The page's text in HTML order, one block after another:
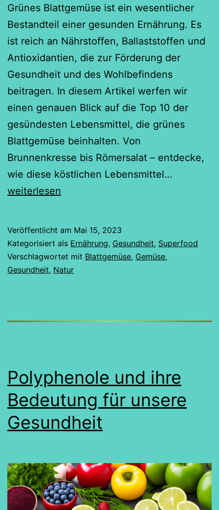
Grünes Blattgemüse ist ein wesentlicher
Bestandteil einer gesunden Ernährung. Es
ist reich an Nährstoffen, Ballaststoffen und
Antioxidantien, die zur Förderung der
Gesundheit und des Wohlbefindens
beitragen. In diesem Artikel werfen wir
einen genauen Blick auf die Top 10 der
gesündesten Lebensmittel, die grünes
Blattgemüse beinhalten. Von
Brunnenkresse bis Römersalat – entdecke,
wie diese köstlichen Lebensmittel…
grünes
weiterlesen
Veröffentlicht am Mai 15, 2023
Kategorisiert als Ernährung, Gesundheit, Superfood
Verschlagwortet mit Blattgemüse, Gemüse,
Gesundheit, Natur
Polyphenole und ihre
Bedeutung für unsere
Gesundheit